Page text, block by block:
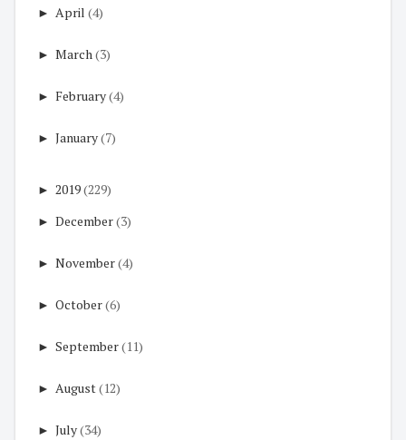
► April (4)
► March(3)
► February(4)
► January(7)
► 2019(229)
► December(3)
► November(4)
► October(6)
► September(11)
► August(12)
► July(34)